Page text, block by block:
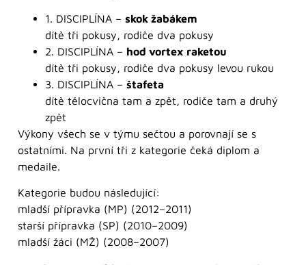
1. DISCIPLÍNA – skok žabákem
dítě tři pokusy, rodiče dva pokusy
2. DISCIPLÍNA – hod vortex raketou
dítě tři pokusy, rodiče dva pokusy levou rukou
3. DISCIPLÍNA – štafeta
dítě tělocvična tam a zpět, rodiče tam a druhý
zpět
Výkony všech se v týmu sečtou a porovnají se s
ostatními. Na první tři z kategorie čeká diplom a
medaile.
Kategorie budou následující:
mladší přípravka (MP) (2012–2011)
starší přípravka (SP) (2010–2009)
mladší žáci (MŽ) (2008–2007)